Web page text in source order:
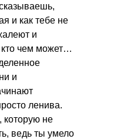
и как тебе не
и
чем может…
и
ленива.
которую не
ведь ты умело